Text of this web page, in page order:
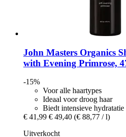
John Masters Organics
with Evening Primrose,
-15%
Voor alle haartypes
Ideaal voor droog haar
Biedt intensieve hydratatie
€ 41,99 € 49,40 (€ 88,77 / l)
Uitverkocht